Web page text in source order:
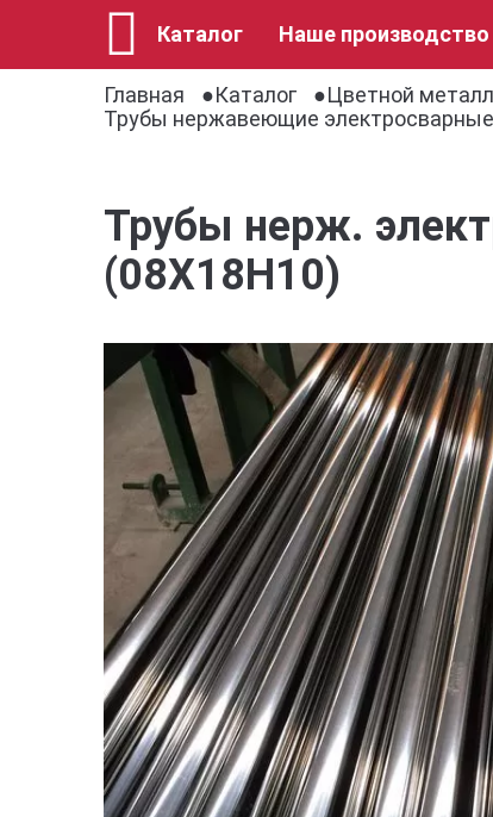
Каталог Наше производство
Главная
Каталог Цветной
Трубы нержавеющие электросварные
Трубы нерж.
(08Х18Н10)